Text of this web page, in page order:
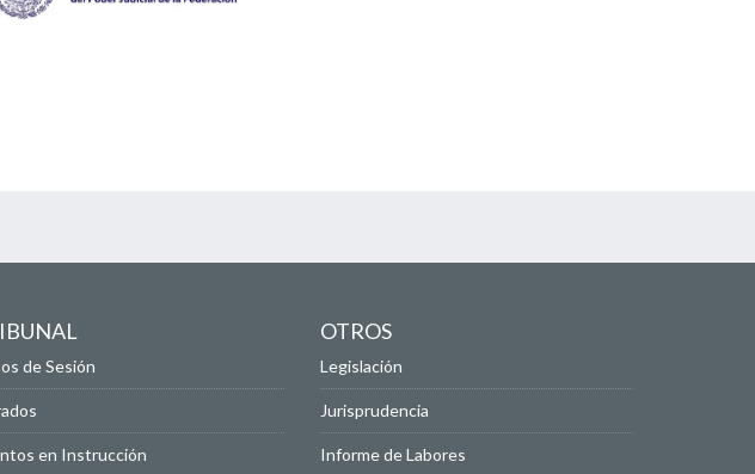
de Sesión
en Instrucción
OTROS
Legislación
Jurisprudencia
Informe de Labores